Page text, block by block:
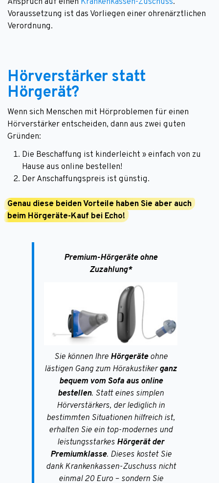
Voraussetzung ist das Vorliegen einer ohrenärztlichen
Verordnung.
Hörverstärker statt
Hörgerät?
Wenn sich Menschen mit Hörproblemen für einen
Hörverstärker entscheiden, dann aus zwei guten
Gründen:
Die Beschaffung ist kinderleicht » einfach von zu
Hause aus online bestellen!
Der Anschaffungspreis ist günstig.
Genau diese beiden Vorteile haben Sie aber auch
beim Hörgeräte-Kauf bei Echo!
Premium-Hörgeräte ohne
Zuzahlung*
Sie können Ihre Hörgeräteohne
lästigen Gang zum Hörakustikerganz
bequem vom Sofa aus online
bestellen. Statt eines simplen
Hörverstärkers, der lediglich in
bestimmten Situationen hilfreich ist,
erhalten Sie ein top-modernes und
leistungsstarkes Hörgerät der
Premiumklasse. Dieses kostet Sie
dank Krankenkassen-Zuschuss nicht
einmal 20 Euro – sondern Sie